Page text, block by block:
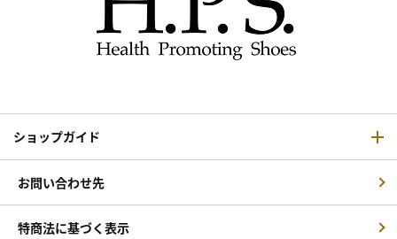
ショップガイド
お問い合わせ先
特商法に基づく表示